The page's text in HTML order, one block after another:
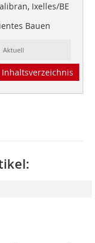
Ixelles/BE
Bauen
Aktuell
Inhaltsverzeichnis